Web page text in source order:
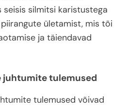
seisis silmitsi karistustega
ületamist, mis tõi
ja täiendavad
juhtumite tulemused
tulemused võivad